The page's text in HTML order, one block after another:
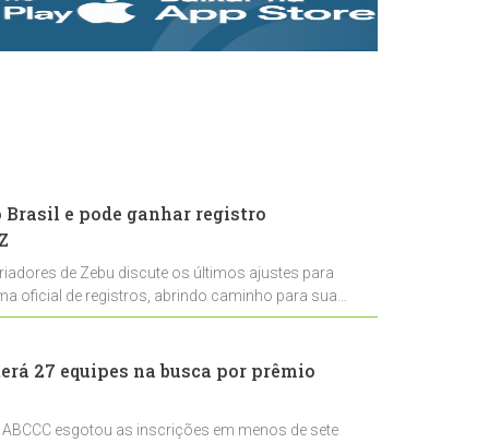
rastreabilidade e
rigor técnico para
Brasil e pode ganhar registro
de Zebu discute os últimos ajustes para
oficial de registros, abrindo caminho para sua
27 equipes na busca por prêmio
esgotou as inscrições em menos de sete